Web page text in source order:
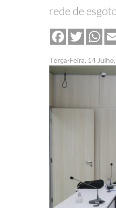
rede de
FacebookTwitter
Terça-Feira, 14